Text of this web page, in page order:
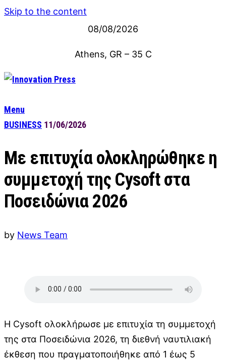
Skip to the content
08/08/2026
Athens, GR – 35 C
Menu
BUSINESS 11/06/2026
Με επιτυχία ολοκληρώθηκε η
συμμετοχή της Cysoft στα
Ποσειδώνια 2026
by News Team
Η Cysoft ολοκλήρωσε με επιτυχία τη συμμετοχή
της στα Ποσειδώνια 2026, τη διεθνή ναυτιλιακή
έκθεση που πραγματοποιήθηκε από 1 έως 5